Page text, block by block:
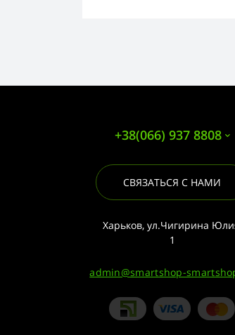
+38(066) 937 8808
СВЯЗАТЬСЯ С НАМИ
Харьков, ул.Чигирина
1
admin@smartshop-